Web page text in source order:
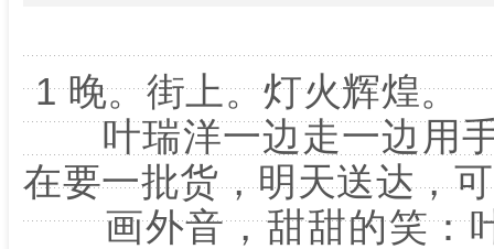
1 晚。街上。灯火辉煌。
叶瑞洋一边走一边用手
在要一批货，明天送达，
画外音，甜甜的笑：叶